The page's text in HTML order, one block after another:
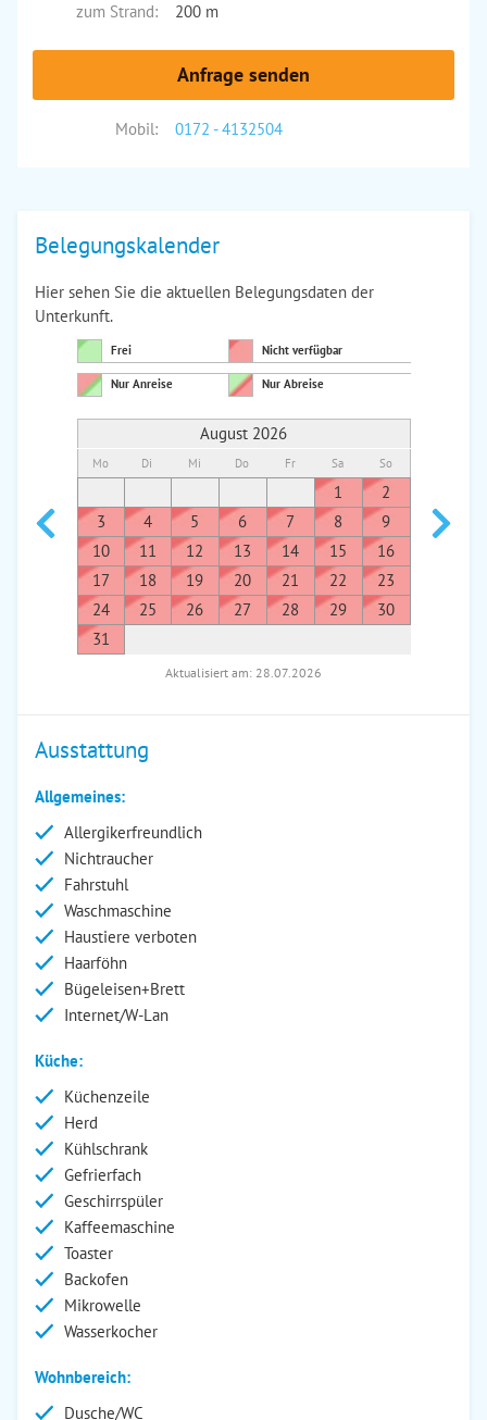
zum Strand:
200 m
Anfrage senden
Mobil: 0172 - 4132504
Belegungskalender
Hier sehen Sie die aktuellen Belegungsdaten der
Unterkunft.
Frei Nicht verfügbar
Nur Anreise Nur Abreise
August 2026
Mo Di Mi Do Fr Sa So
1
2
3
4 5 6 7 8
9
10
11 12 13 14 15
16
17
18 19 20 21 22
23
24
25 26 27 28 29
30
31
7
Aktualisiert am: 28.07.2026
Ausstattung
Allgemeines:
Allergikerfreundlich
Nichtraucher
Fahrstuhl
Waschmaschine
Haustiere verboten
Haarföhn
Bügeleisen+Brett
Internet/W-Lan
Küche:
Küchenzeile
Herd
Kühlschrank
Gefrierfach
Geschirrspüler
Kaffeemaschine
Toaster
Backofen
Mikrowelle
Wasserkocher
Wohnbereich:
Dusche/WC